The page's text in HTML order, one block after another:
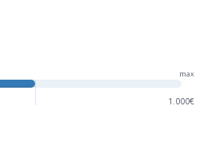
max
1.000€